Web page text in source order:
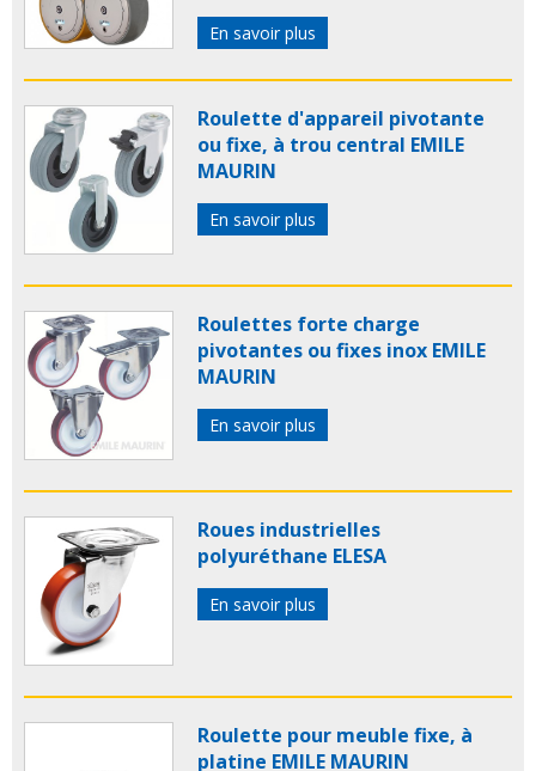
En savoir plus
Roulette d'appareil pivotante
ou fixe, à trou central EMILE
MAURIN
En savoir plus
Roulettes forte charge
pivotantes ou fixes inox EMILE
MAURIN
En savoir plus
Roues industrielles
polyuréthane ELESA
En savoir plus
Roulette pour meuble fixe, à
platine EMILE MAURIN